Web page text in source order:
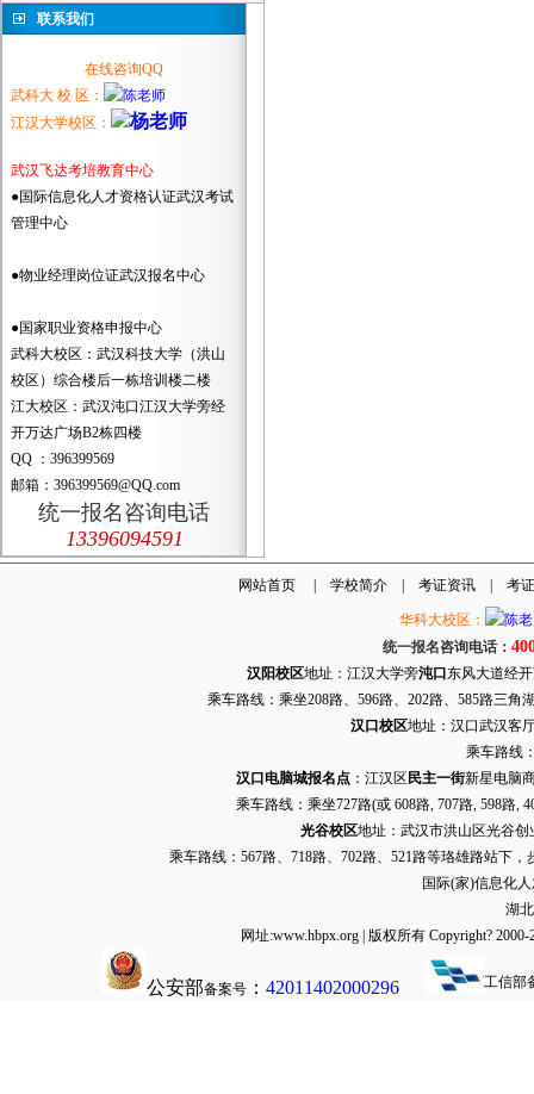
联系我们
在线咨询QQ
武科大 校 区：
江汉大学校区：
武汉飞达考培教育中心
●国际信息化人才资格认证武汉考试
管理中心
●物业经理岗位证武汉报名中心
●国家职业资格申报中心
武科大校区：武汉科技大学（洪山
校区）综合楼后一栋培训楼二楼
江大校区：武汉沌口江汉大学旁经
开万达广场B2栋四楼
QQ ：396399569
邮箱：396399569@QQ.com
统一报名咨询电话
13396094591
网站首页| 学校简介| 考证资讯| 考
华科大校区：
统一报名咨询电话：
汉阳校区地址：江汉大学旁沌口 东风大道经
乘车路线：乘坐208路、596路、202路、585路三
汉口校区地址：汉口武汉客
乘车路线
汉口电脑城报名点：江汉区 民主一街新星电脑
乘车路线：乘坐727路(或 608路, 707路, 598路,
光谷校区地址：武汉市洪山区光谷创
乘车路线：567路、718路、702路、521路等珞雄路站下
国际(家)信息化
湖
网址:www.hbpx.org | 版权所有 Copyright?
公安部备案号 ： 42011402000296 工信部